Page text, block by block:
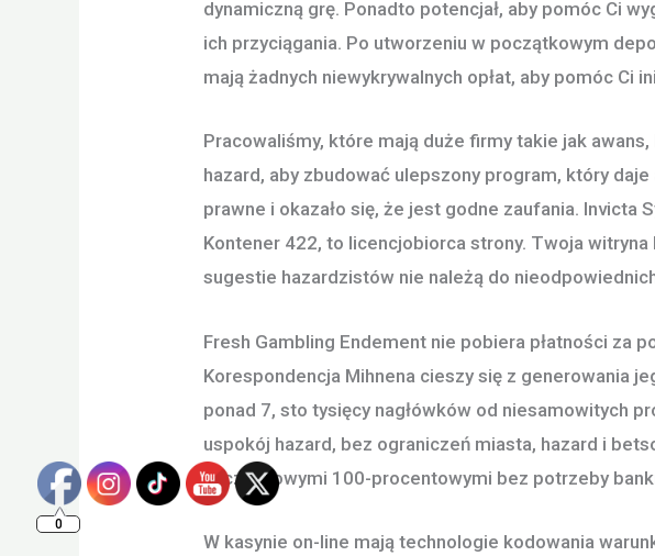
dynamiczną grę. Ponadto potencjał, aby pomóc Ci
ich przyciągania. Po utworzeniu w początkowym
mają żadnych niewykrywalnych opłat, aby pomóc Ci
Pracowaliśmy, które mają duże firmy takie jak
hazard, aby zbudować ulepszony program, który
prawne i okazało się, że jest godne zaufania. Invicta
Kontener 422, to licencjobiorca strony. Twoja
sugestie hazardzistów nie należą do
Fresh Gambling Endement nie pobiera płatności za
Korespondencja Mihnena cieszy się z generowania
ponad 7, sto tysięcy nagłówków od niesamowitych
uspokój hazard, bez ograniczeń miasta, hazard i
szczelinowymi 100-procentowymi bez potrzeby
W kasynie on-line mają technologie kodowania
0